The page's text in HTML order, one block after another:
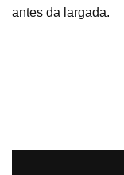
antes da largada.